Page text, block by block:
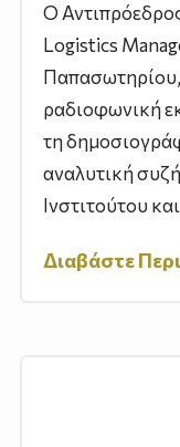
Ο
Logistics
ραδιοφωνική
τη
αναλυτική
Ινστιτούτου και
Διαβάστε